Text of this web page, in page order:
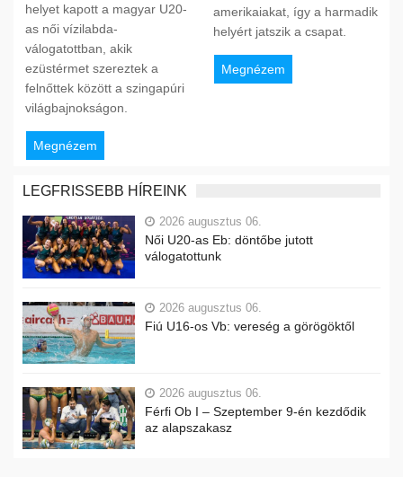
helyet kapott a magyar U20-
as női vízilabda-
válogatottban, akik
ezüstérmet szereztek a
felnőttek között a szingapúri
világbajnokságon.
Megnézem
amerikaiakat, így a harmadik
helyért jatszik a csapat.
Megnézem
LEGFRISSEBB HÍREINK
2026 augusztus 06.
Női U20-as Eb: döntőbe jutott
válogatottunk
2026 augusztus 06.
Fiú U16-os Vb: vereség a görögöktől
2026 augusztus 06.
Férfi Ob I – Szeptember 9-én kezdődik
az alapszakasz